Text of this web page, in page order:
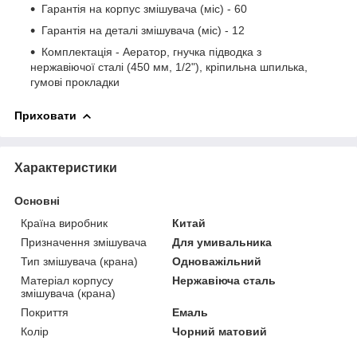
Гарантія на корпус змішувача (міс) - 60
Гарантія на деталі змішувача (міс) - 12
Комплектація - Аератор, гнучка підводка з
нержавіючої сталі (450 мм, 1/2"), кріпильна шпилька,
гумові прокладки
Приховати
Характеристики
Основні
Країна виробник
Китай
Призначення змішувача
Для умивальника
Тип змішувача (крана)
Одноважільний
Матеріал корпусу
змішувача (крана)
Нержавіюча сталь
Покриття
Емаль
Колір
Чорний матовий